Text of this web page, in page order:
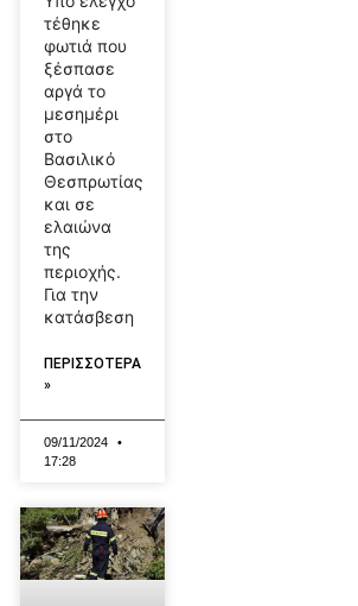
τέθηκε
φωτιά που
ξέσπασε
αργά το
μεσημέρι
στο
Βασιλικό
Θεσπρωτίας
και σε
ελαιώνα
της
περιοχής.
Για την
κατάσβεση
ΠΕΡΙΣΣΟΤΕΡΑ
»
09/11/2024
17:28